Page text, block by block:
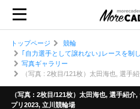
トップページ
競輪
｢自力選手として譲れない｣レースを制
写真ギャラリー
（写真 : 2枚目/121枚）太田海也, 選手
（写真 : 2枚目/121枚）太田海也, 選手紹
プリ2023, 立川競輪場